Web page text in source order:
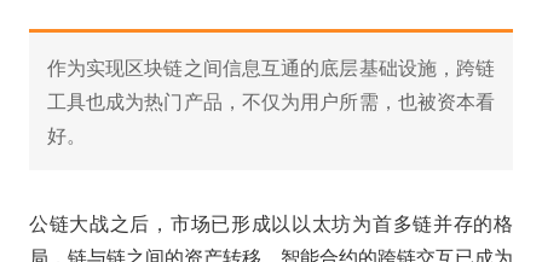
作为实现区块链之间信息互通的底层基础设施，跨链
工具也成为热门产品，不仅为用户所需，也被资本看
好。
公链大战之后，市场已形成以以太坊为首多链并存的格